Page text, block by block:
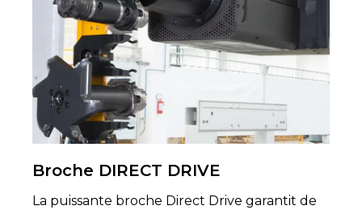
Broche DIRECT DRIVE
La puissante broche Direct Drive garantit de